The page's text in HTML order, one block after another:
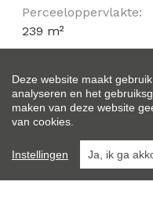
Perceeloppervlakte:
239 m²
8,5 m
Perceeldiepte:
Bewoonbare opp.:
Deze website maakt
analyseren en het
maken van deze website
van cookies.
Instellingen Ja, ik ga